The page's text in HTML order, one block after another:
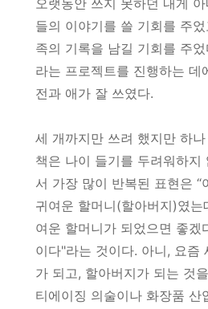
오랫동안 쓰지 못하던 내게
들의 이야기를 쓸 기회를 주
족의 기록을 남길 기회를 주
라는 프로젝트를 진행하는 데
전과 애가 잘 쓰였다.
세 개까지만 쓰려 했지만 하
책은 나이 들기를 두려워하지
서 가장 많이 반복된 표현은 “
귀여운 할머니(할아버지)였는
여운 할머니가 되었으면 좋겠
이다"라는 것이다. 아니, 요즘
가 되고, 할아버지가 되는 것
티에이징 의술이나 화장품 산